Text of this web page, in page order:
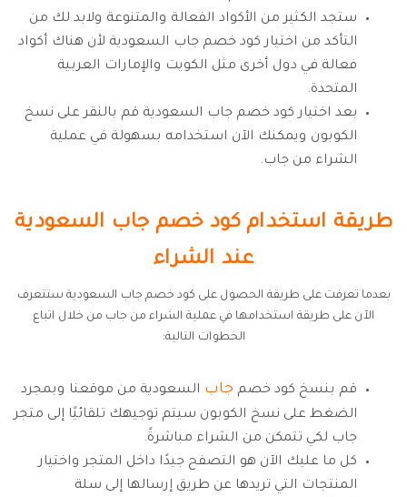
ستجد الكثير من الأكواد الفعالة والمتنوعة ولابد لك من
التأكد من اختيار كود خصم جاب السعودية لأن هناك أكواد
فعالة في دول أخرى مثل الكويت والإمارات العربية
المتحدة.
بعد اختيار كود خصم جاب السعودية قم بالنقر على نسخ
الكوبون ويمكنك الآن استخدامه بسهولة في عملية
الشراء من جاب.
طريقة استخدام كود خصم جاب السعودية
عند الشراء
بعدما تعرفت على طريقة الحصول على كود خصم جاب السعودية ستتعرف
الآن على طريقة استخدامها في عملية الشراء من جاب من خلال اتباع
الخطوات التالية:
قم بنسخ كود خصم جاب السعودية من موقعنا وبمجرد
الضغط على نسخ الكوبون سيتم توجيهك تلقائيًا إلى متجر
جاب لكي تتمكن من الشراء مباشرةً.
كل ما عليك الآن هو التصفح جيدًا داخل المتجر واختيار
المنتجات التي تريدها عن طريق إرسالها إلى سلة